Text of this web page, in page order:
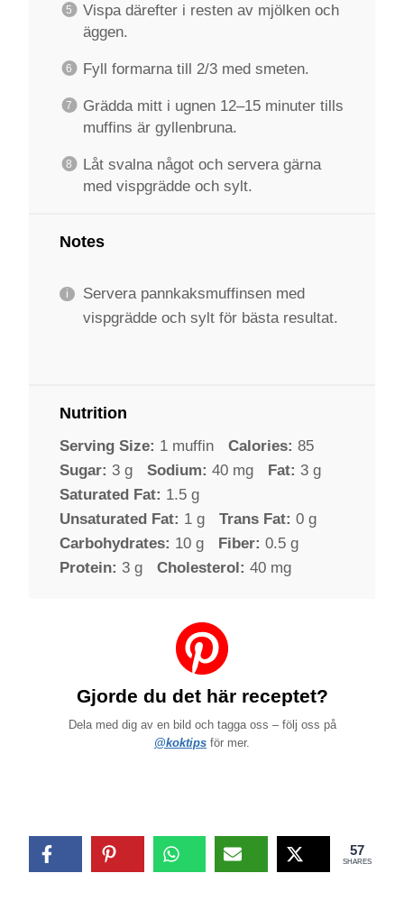
Vispa därefter i resten av mjölken och
äggen.
Fyll formarna till 2/3 med smeten.
Grädda mitt i ugnen 12–15 minuter tills
muffins är gyllenbruna.
Låt svalna något och servera gärna
med vispgrädde och sylt.
Notes
Servera pannkaksmuffinsen med
vispgrädde och sylt för bästa resultat.
Nutrition
Serving Size: 1 muffin Calories: 85
Sugar: 3 g Sodium: 40 mg Fat: 3 g
Saturated Fat: 1.5 g
Unsaturated Fat: 1 g Trans Fat: 0 g
Carbohydrates: 10 g Fiber: 0.5 g
Protein: 3 g Cholesterol: 40 mg
Gjorde du det här receptet?
Dela med dig av en bild och tagga oss – följ oss på
@koktips för mer.
57
SHARES